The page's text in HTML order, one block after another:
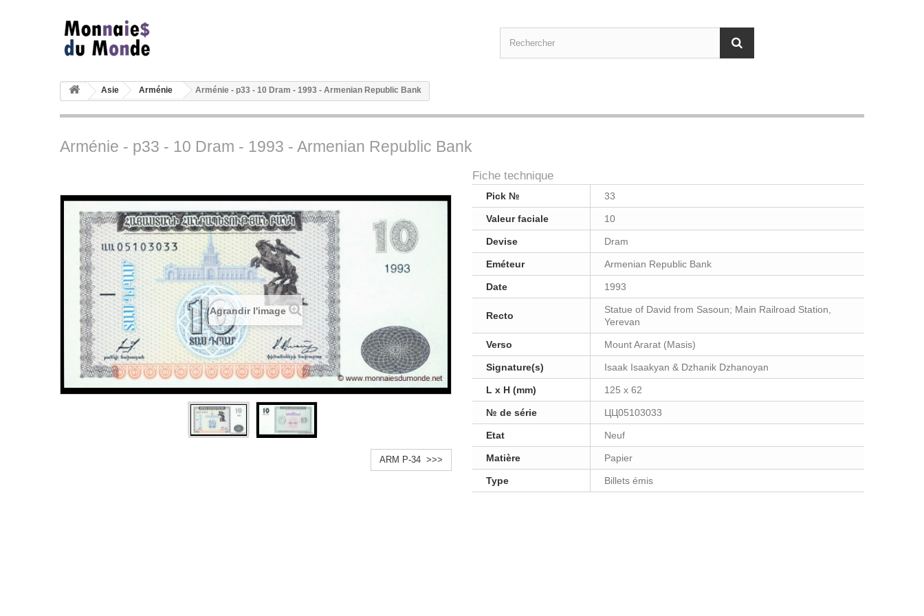
Asie Arménie Arménie - p33 - 10 Dram - 1993 - Armenian Republic Bank
Arménie - p33 - 10 Dram - 1993 - Armenian Republic Bank
Agrandir l'image
ARM P-34 >>>
Fiche technique
Pick № 33
Valeur faciale 10
Devise Dram
Eméteur Armenian Republic Bank
Date 1993
Recto
Statue of David from Sasoun; Main Railroad Station,
Yerevan
Verso Mount Ararat (Masis)
Signature(s) Isaak Isaakyan & Dzhanik Dzhanoyan
L x H (mm) 125 x 62
№ de série ЦЦ05103033
Etat Neuf
Matière Papier
Type Billets émis